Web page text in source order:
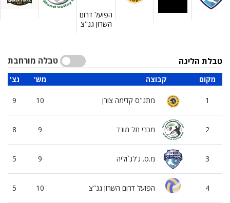
הפועל דרום
השרון גנ"צ
טבלה מורחבת טבלת הליגה
'נצ 'מש קבוצה מקום
9 10 מתנ"ס קדימה צורן 1
8 9 מכבי תל מונד 2
5 9 מ.ס. ג'לג`וליה 3
5 10 הפועל דרום השרון גנ"צ 4